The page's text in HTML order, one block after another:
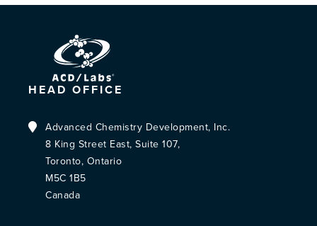
HEAD OFFICE
Advanced Chemistry Development, Inc.
8 King Street East, Suite 107,
Toronto, Ontario
M5C 1B5
Canada